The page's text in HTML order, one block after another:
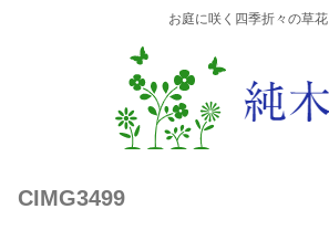
お庭に咲く四季折々の草花
CIMG3499